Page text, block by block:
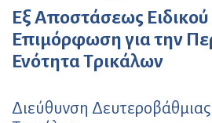
Εξ Αποστάσεως
Επιμόρφωση για την
Ενότητα Τρικάλων
Διεύθυνση